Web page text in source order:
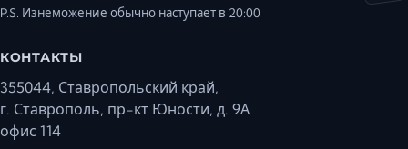
P.S. Изнеможение обычно наступает в 20:00
КОНТАКТЫ
355044, Ставропольский край,
г. Ставрополь, пр-кт Юности, д. 9А
офис 114